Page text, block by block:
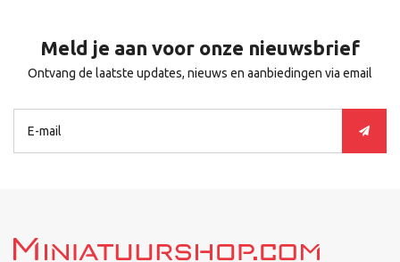
Meld je aan voor onze nieuwsbrief
Ontvang de laatste updates, nieuws en aanbiedingen via email